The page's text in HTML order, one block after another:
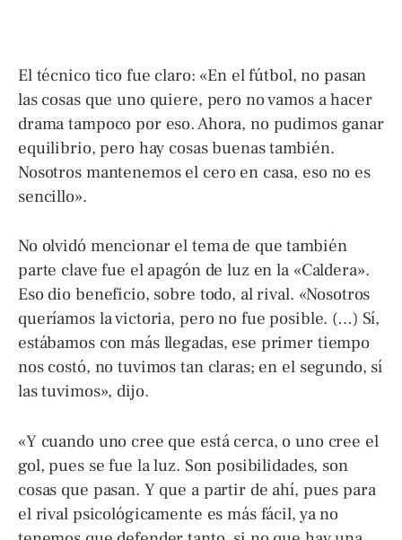
El técnico tico fue claro: «En el fútbol, no pasan
las cosas que uno quiere, pero no vamos a hacer
drama tampoco por eso. Ahora, no pudimos ganar
equilibrio, pero hay cosas buenas también.
Nosotros mantenemos el cero en casa, eso no es
sencillo».
No olvidó mencionar el tema de que también
parte clave fue el apagón de luz en la «Caldera».
Eso dio beneficio, sobre todo, al rival. «Nosotros
queríamos la victoria, pero no fue posible. (…) Sí,
estábamos con más llegadas, ese primer tiempo
nos costó, no tuvimos tan claras; en el segundo, sí
las tuvimos», dijo.
«Y cuando uno cree que está cerca, o uno cree el
gol, pues se fue la luz. Son posibilidades, son
cosas que pasan. Y que a partir de ahí, pues para
el rival psicológicamente es más fácil, ya no